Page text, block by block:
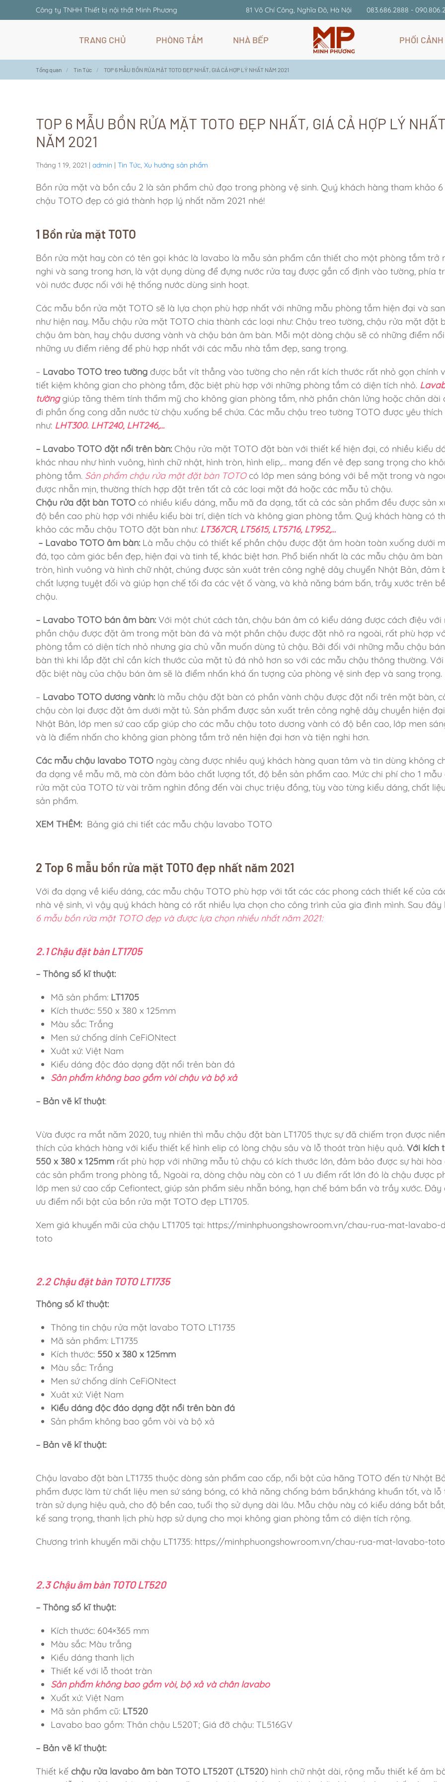
content
Công ty TNHH Thiết bị nội thất Minh Phương 81 Võ Chí Công, Nghĩa Đô, Hà Nội 083.686.2888 -
TRANG CHỦ PHÒNG TẮM NHÀ BẾP PHỐI CẢNH
Tổng quan Tin Tức TOP 6 MẪU BỒN RỬA MẶT TOTO ĐẸP NHẤT, GIÁ CẢ HỢP LÝ NHẤT NĂM 2021
TOP 6 MẪU BỒN RỬA MẶT TOTO ĐẸP NHẤT, GIÁ CẢ HỢP LÝ NHẤT
NĂM 2021
Tháng 1 19, 2021 | admin | Tin Tức, Xu hướng sản phẩm
Bồn rửa mặt và bồn cầu 2 là sản phẩm chủ đạo trong phòng vệ sinh. Quý khách hàng tham khảo
chậu TOTO đẹp có giá thành hợp lý nhất năm 2021 nhé!
1 Bồn rửa mặt TOTO
Bồn rửa mặt hay còn có tên gọi khác là lavabo là mẫu sản phẩm cần thiết cho một phòng tắm trở
nghi và sang trong hơn, là vật dụng dùng để đựng nước rửa tay được gắn cố định vào tường, phía
vòi nước được nối với hệ thống nước dùng sinh hoạt.
Các mẫu bồn rửa mặt TOTO sẽ là lựa chọn phù hợp nhất với những mẫu phòng tắm hiện đại và
như hiện nay. Mẫu chậu rửa mặt TOTO chia thành các loại như: Chậu treo tường, chậu rửa mặt đặt
chậu âm bàn, hay chậu dương vành và chậu bán âm bàn. Mỗi một dòng chậu sẽ có những điểm
những ưu điểm riêng để phù hợp nhất với các mẫu nhà tắm đẹp, sang trọng.
– Lavabo TOTO treo tường được bắt vít thẳng vào tường cho nên rất kích thước rất nhỏ gọn chính
tiết kiệm không gian cho phòng tắm, đặc biệt phù hợp với những phòng tắm có diện tích nhỏ.
tườnggiúp tăng thêm tính thẩm mỹ cho không gian phòng tắm, nhờ phần chân lửng hoặc chân dài
đi phần ống cong dẫn nước từ chậu xuống bể chứa. Các mẫu chậu treo tường TOTO được yêu thích
như: LHT300. LHT240, LHT246,…
– Lavabo TOTO đặt nổi trên bàn: Chậu rửa mặt TOTO đặt bàn với thiết kế hiện đại, có nhiều kiểu
khác nhau như hình vuông, hình chữ nhật, hình tròn, hình elip,… mang đến vẻ đẹp sang trọng cho
phòng tắm. Sản phẩm chậu rửa mặt đặt bàn TOTO có lớp men sáng bóng với bề mặt trong và
được nhẵn mịn, thường thích hợp đặt trên tất cả các loại mặt đá hoặc các mẫu tủ chậu.
Chậu rửa đặt bàn TOTO có nhiều kiểu dáng, mẫu mã đa dạng, tất cả các sản phẩm đều được sản
độ bền cao phù hợp với nhiều kiểu bài trí, diện tích và không gian phòng tắm. Quý khách hàng có
khảo các mẫu chậu TOTO đặt bàn như: LT367CR, LT5615, LT5716, LT952,…
– Lavabo TOTO âm bàn: Là mẫu chậu có thiết kế phần chậu được đặt âm hoàn toàn xuống dưới
đá, tạo cảm giác bền đẹp, hiện đại và tinh tế, khác biệt hơn. Phổ biến nhất là các mẫu chậu âm bàn
tròn, hình vuông và hình chữ nhật, chúng được sản xuât trên công nghệ dây chuyển Nhật Bản, đảm
chất lượng tuyệt đối và giúp hạn chế tối đa các vệt ố vàng, và khả năng bám bấn, trầy xước trên
chậu.
– Lavabo TOTO bán âm bàn: Với một chút cách tân, chậu bán âm có kiểu dáng được cách điệu với
phần chậu được đặt âm trong mặt bàn đá và một phần chậu được đặt nhô ra ngoài, rất phù hợp
phòng tắm có diện tích nhỏ nhưng gia chủ vẫn muốn dùng tủ chậu. Bởi đối với những mẫu chậu
bàn thì khi lắp đặt chỉ cần kích thước của mặt tủ đá nhỏ hơn so với các mẫu chậu thông thường.
đặc biệt này của chậu bán âm sẽ là điểm nhấn khá ấn tượng của phòng vệ sinh đẹp và sang trọng.
– Lavabo TOTO dương vành: là mẫu chậu đặt bàn có phần vành chậu được đặt nổi trên mặt bàn,
chậu còn lại được đặt âm dưới mặt tủ. Sản phẩm được sản xuất trên công nghệ dây chuyền hiện
Nhật Bản, lớp men sứ cao cấp giúp cho các mẫu chậu toto dương vành có độ bền cao, lớp men
và là điểm nhấn cho không gian phòng tắm trở nên hiện đại hơn và tiện nghi hơn.
Các mẫu chậu lavabo TOTO ngày càng được nhiều quý khách hàng quan tâm và tin dùng không
đa dạng về mẫu mã, mà còn đảm bảo chất lượng tốt, độ bền sản phẩm cao. Mức chi phí cho 1 mẫu
rửa mặt của TOTO từ vài trăm nghìn đồng đến vài chục triệu đồng, tùy vào từng kiểu dáng, chất
sản phẩm.
XEM THÊM: Bảng giá chi tiết các mẫu chậu lavabo TOTO
2 Top 6 mẫu bồn rửa mặt TOTO đẹp nhất năm 2021
Với đa dạng về kiểu dáng, các mẫu chậu TOTO phù hợp với tất các các phong cách thiết kế của
nhà vệ sinh, vì vậy quý khách hàng có rất nhiều lựa chọn cho công trình của gia đình mình. Sau đây
6 mẫu bồn rửa mặt TOTO đẹp và được lựa chọn nhiều nhất năm 2021:
2.1 Chậu đặt bàn LT1705
– Thông số kĩ thuật:
Mã sản phẩm: LT1705
Kích thước: 550 x 380 x 125mm
Màu sắc: Trắng
Men sứ chống dính CeFiONtect
Xuât xứ: Việt Nam
Kiểu dáng độc đáo dạng đặt nổi trên bàn đá
Sản phẩm không bao gồm vòi chậu và bộ xả
– Bản vẽ kĩ thuật:
Vừa được ra mắt năm 2020, tuy nhiên thì mẫu chậu đặt bàn LT1705 thực sự đã chiếm trọn được
thích của khách hàng với kiểu thiết kế hình elip có lòng chậu sâu và lỗ thoát tràn hiệu quả. Với kích
550 x 380 x 125mm rất phù hợp với những mẫu tủ chậu có kích thước lớn, đảm bảo được sự hài hòa
các sản phẩm trong phòng tắ,. Ngoài ra, dòng chậu này còn có 1 ưu điểm rất lớn đó là chậu được
lớp men sứ cao cấp Cefiontect, giúp sản phẩm siêu nhẵn bóng, hạn chế bám bẩn và trầy xước. Đây
ưu điểm nổi bật của bồn rửa mặt TOTO đẹp LT1705.
Xem giá khuyến mãi của chậu LT1705 tại: https://minhphuongshowroom.vn/chau-rua-mat-lavabo-
toto
2.2 Chậu đặt bàn TOTO LT1735
Thông số kĩ thuật:
Thông tin chậu rửa mặt lavabo TOTO LT1735
Mã sản phẩm: LT1735
Kích thước: 550 x 380 x 125mm
Màu sắc: Trắng
Men sứ chống dính CeFiONtect
Xuât xứ: Việt Nam
Kiểu dáng độc đáo dạng đặt nổi trên bàn đá
Sản phẩm không bao gồm vòi và bộ xả
– Bản vẽ kĩ thuật:
Chậu lavabo đặt bàn LT1735 thuộc dòng sản phẩm cao cấp, nổi bật của hãng TOTO đến từ Nhật
phẩm được làm từ chất liệu men sứ sáng bóng, có khả năng chống bám bẩn,kháng khuẩn tốt, và lỗ
tràn sử dụng hiệu quả, cho độ bền cao, tuổi thọ sử dụng dài lâu. Mẫu chậu này có kiểu dáng bắt
kế sang trọng, thanh lịch phù hợp sử dụng cho mọi không gian phòng tắm có diện tích rộng.
Chương trình khuyến mãi chậu LT1735: https://minhphuongshowroom.vn/chau-rua-mat-lavabo-toto
2.3 Chậu âm bàn TOTO LT520
– Thông số kĩ thuật:
Kích thước: 604×365 mm
Màu sắc: Màu trắng
Kiểu dáng thanh lịch
Thiết kế với lỗ thoát tràn
Sản phẩm không bao gồm vòi, bộ xả và chân lavabo
Xuất xứ: Việt Nam
Mã sản phẩm cũ: LT520
Lavabo bao gồm: Thân chậu L520T; Giá đỡ chậu: TL516GV
– Bản vẽ kĩ thuật:
Thiết kế chậu rửa lavabo âm bàn TOTO LT520T (LT520) hình chữ nhật dài, rộng mẫu thiết kế âm